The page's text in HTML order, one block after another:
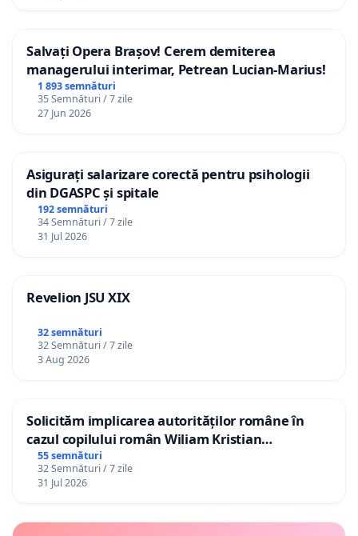
Salvați Opera Brașov! Cerem demiterea
managerului interimar, Petrean Lucian-Marius!
1 893 semnături
35 Semnături / 7 zile
27 Jun 2026
Asigurați salarizare corectă pentru psihologii
din DGASPC și spitale
192 semnături
34 Semnături / 7 zile
31 Jul 2026
Revelion JSU XIX
32 semnături
32 Semnături / 7 zile
3 Aug 2026
Solicităm implicarea autorităților române în
cazul copilului român Wiliam Kristian
Gheorghe, aflat în plasament în Danemarca de
12 ani
55 semnături
32 Semnături / 7 zile
31 Jul 2026